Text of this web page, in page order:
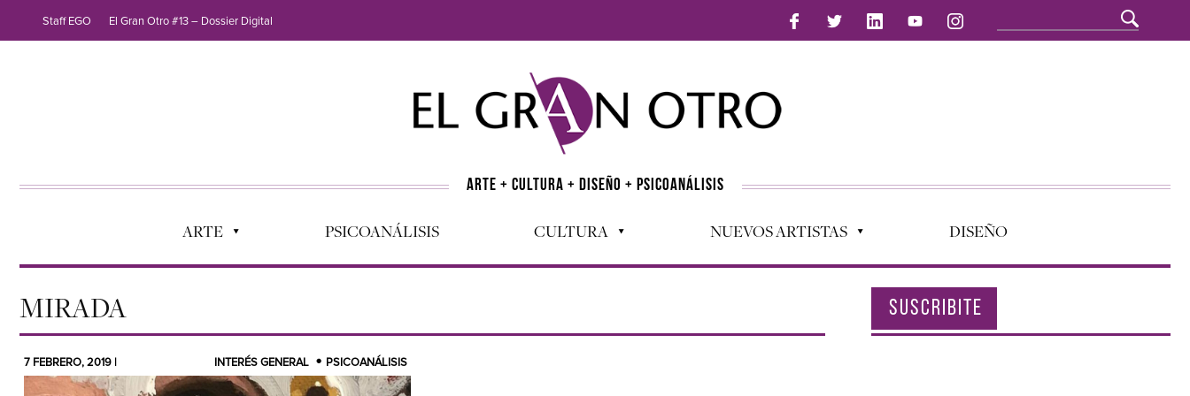
Staff EGO El Gran Otro #13 – Dossier Digital
ARTE + CULTURA + DISEÑO + PSICOANÁLISIS
ARTE PSICOANÁLISIS CULTURA NUEVOS ARTISTAS DISEÑO
MIRADA
7 FEBRERO, 2019 | INTERÉS GENERAL PSICOANÁLISIS
SUSCRIBITE